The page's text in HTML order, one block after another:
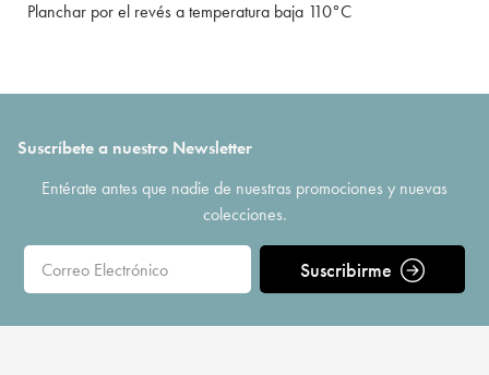
Planchar por el revés a temperatura baja 110°C
Suscríbete a nuestro Newsletter
Entérate antes que nadie de nuestras promociones y nuevas
colecciones.
Suscribirme